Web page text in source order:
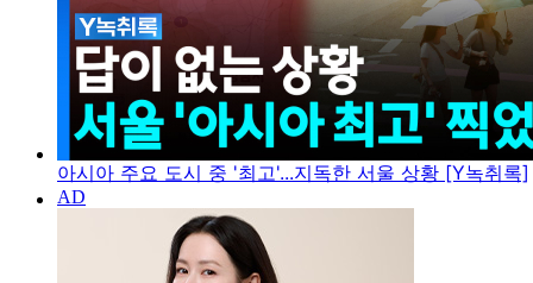
아시아 주요 도시 중 '최고'...지독한 서울 상황 [Y녹취록]